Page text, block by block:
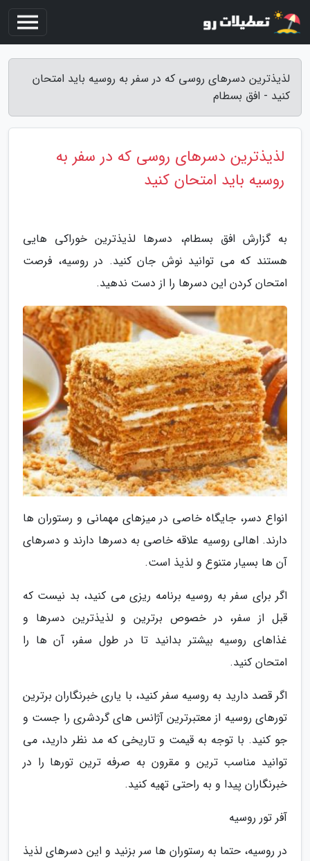
لذیذترین دسرهای روسی که در سفر به روسیه باید امتحان
کنید - افق بسطام
لذیذترین دسرهای روسی که در سفر به
روسیه باید امتحان کنید
به گزارش افق بسطام، دسرها لذیذترین خوراکی هایی
هستند که می توانید نوش جان کنید. در روسیه، فرصت
امتحان کردن این دسرها را از دست ندهید.
انواع دسر، جایگاه خاصی در میزهای مهمانی و رستوران ها
دارند. اهالی روسیه علاقه خاصی به دسرها دارند و دسرهای
آن ها بسیار متنوع و لذیذ است.
اگر برای سفر به روسیه برنامه ریزی می کنید، بد نیست که
قبل از سفر، در خصوص برترین و لذیذترین دسرها و
غذاهای روسیه بیشتر بدانید تا در طول سفر، آن ها را
امتحان کنید.
اگر قصد دارید به روسیه سفر کنید، با یاری خبرنگاران برترین
تورهای روسیه از معتبرترین آژانس های گردشری را جست و
جو کنید. با توجه به قیمت و تاریخی که مد نظر دارید، می
توانید مناسب ترین و مقرون به صرفه ترین تورها را در
خبرنگاران پیدا و به راحتی تهیه کنید.
آفر تور روسیه
در روسیه، حتما به رستوران ها سر بزنید و این دسرهای لذیذ